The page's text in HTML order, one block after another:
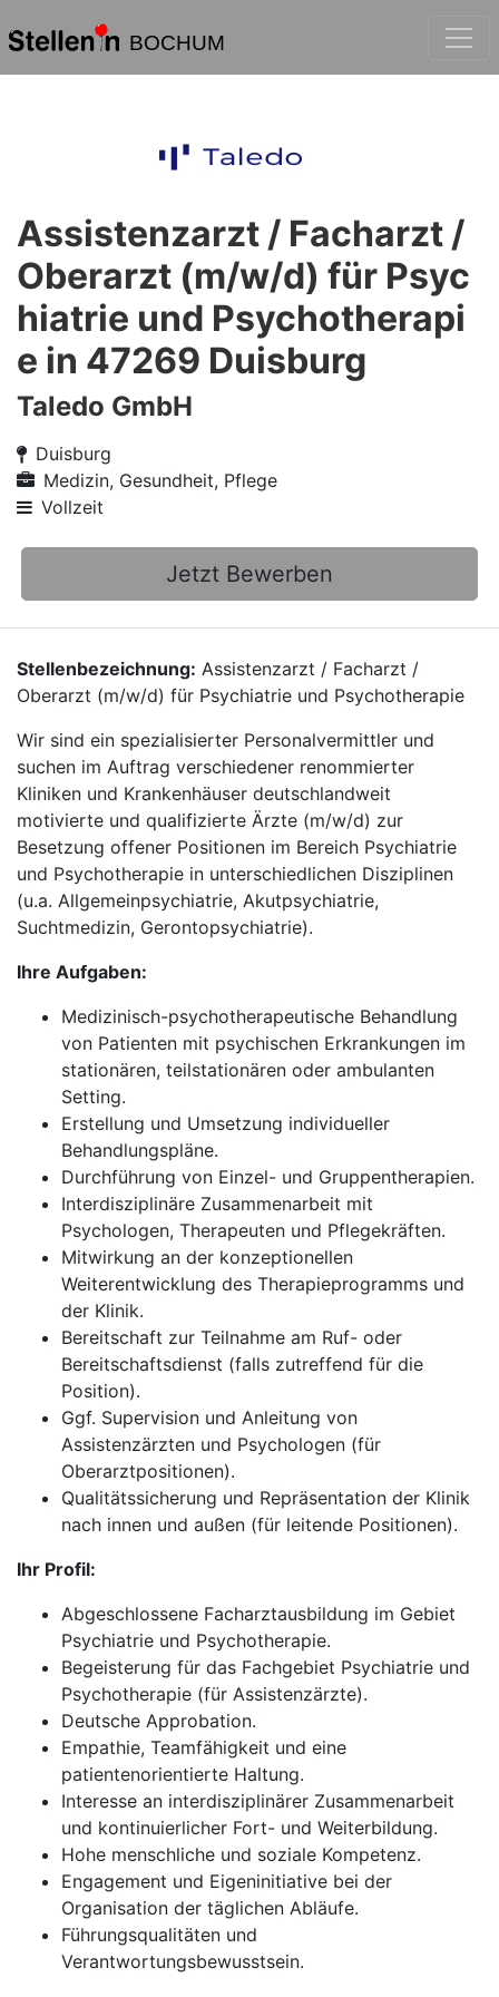
BOCHUM
Assistenzarzt / Facharzt /
Oberarzt (m/w/d) für Psyc
hiatrie und Psychotherapi
e in 47269 Duisburg
Taledo GmbH
Duisburg
Medizin, Gesundheit, Pflege
Vollzeit
Jetzt Bewerben
Stellenbezeichnung: Assistenzarzt / Facharzt /
Oberarzt (m/w/d) für Psychiatrie und Psychotherapie
Wir sind ein spezialisierter Personalvermittler und
suchen im Auftrag verschiedener renommierter
Kliniken und Krankenhäuser deutschlandweit
motivierte und qualifizierte Ärzte (m/w/d) zur
Besetzung offener Positionen im Bereich Psychiatrie
und Psychotherapie in unterschiedlichen Disziplinen
(u.a. Allgemeinpsychiatrie, Akutpsychiatrie,
Suchtmedizin, Gerontopsychiatrie).
Ihre Aufgaben:
Medizinisch-psychotherapeutische Behandlung
von Patienten mit psychischen Erkrankungen im
stationären, teilstationären oder ambulanten
Setting.
Erstellung und Umsetzung individueller
Behandlungspläne.
Durchführung von Einzel- und Gruppentherapien.
Interdisziplinäre Zusammenarbeit mit
Psychologen, Therapeuten und Pflegekräften.
Mitwirkung an der konzeptionellen
Weiterentwicklung des Therapieprogramms und
der Klinik.
Bereitschaft zur Teilnahme am Ruf- oder
Bereitschaftsdienst (falls zutreffend für die
Position).
Ggf. Supervision und Anleitung von
Assistenzärzten und Psychologen (für
Oberarztpositionen).
Qualitätssicherung und Repräsentation der Klinik
nach innen und außen (für leitende Positionen).
Ihr Profil:
Abgeschlossene Facharztausbildung im Gebiet
Psychiatrie und Psychotherapie.
Begeisterung für das Fachgebiet Psychiatrie und
Psychotherapie (für Assistenzärzte).
Deutsche Approbation.
Empathie, Teamfähigkeit und eine
patientenorientierte Haltung.
Interesse an interdisziplinärer Zusammenarbeit
und kontinuierlicher Fort- und Weiterbildung.
Hohe menschliche und soziale Kompetenz.
Engagement und Eigeninitiative bei der
Organisation der täglichen Abläufe.
Führungsqualitäten und
Verantwortungsbewusstsein.